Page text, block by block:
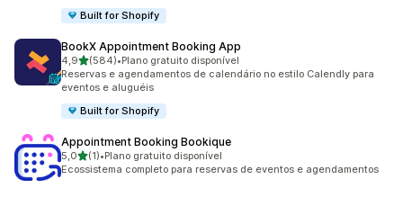
Built for Shopify
BookX Appointment Booking App
4,9de 5 estrelas
(584)
584 avaliações ao todo
•Plano gratuito disponível
Reservas e agendamentos de calendário no estilo Calendly para
eventos e aluguéis
Built for Shopify
Appointment Booking Bookique
5,0de 5 estrelas
(1)
1 avaliações ao todo
•Plano gratuito disponível
Ecossistema completo para reservas de eventos e agendamentos